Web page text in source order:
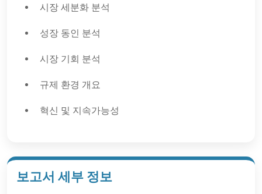
시장 세분화 분석
성장 동인 분석
시장 기회 분석
규제 환경 개요
혁신 및 지속가능성
보고서 세부 정보